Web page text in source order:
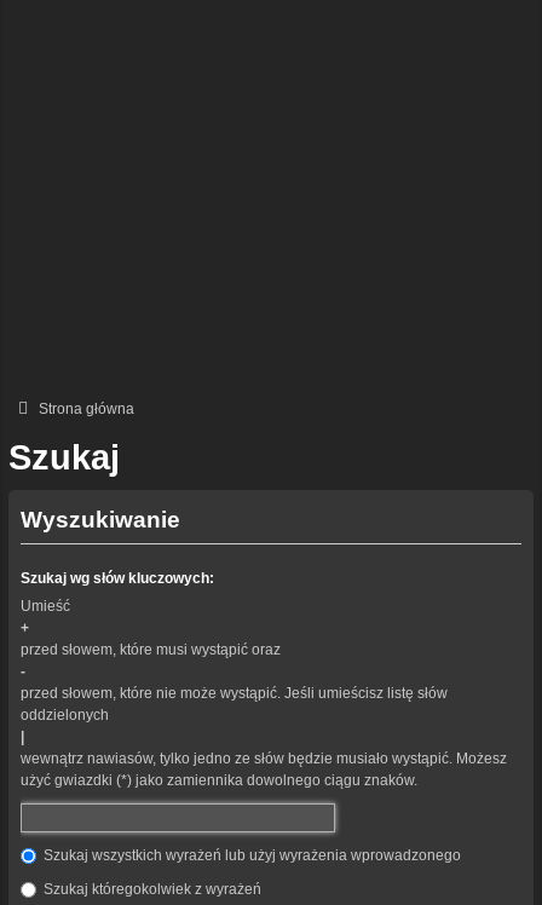
Strona główna
Szukaj
Wyszukiwanie
Szukaj wg słów kluczowych:
Umieść
+
przed słowem, które musi wystąpić oraz
-
przed słowem, które nie może wystąpić. Jeśli umieścisz listę słów
oddzielonych
wewnątrz nawiasów, tylko jedno ze słów będzie musiało wystąpić. Możesz
użyć gwiazdki (*) jako zamiennika dowolnego ciągu znaków.
Szukaj wszystkich wyrażeń lub użyj wyrażenia wprowadzonego
Szukaj któregokolwiek z wyrażeń